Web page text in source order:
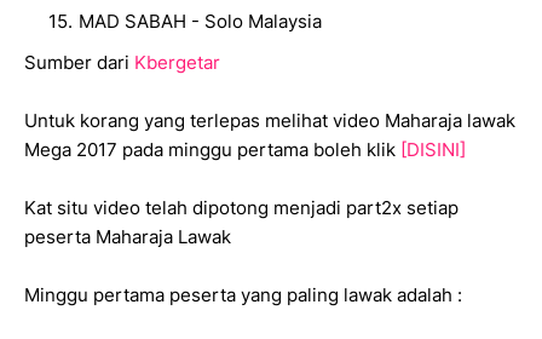
MAD SABAH - Solo Malaysia
Sumber dari Kbergetar
Untuk korang yang terlepas melihat video Maharaja lawak
Mega 2017 pada minggu pertama boleh klik [DISINI]
Kat situ video telah dipotong menjadi part2x setiap
peserta Maharaja Lawak
Minggu pertama peserta yang paling lawak adalah :